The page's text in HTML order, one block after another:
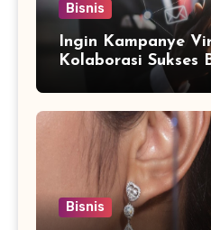
Bisnis
Ingin Kampanye
Kolaborasi Sukses
Media Marketing
Bisnis